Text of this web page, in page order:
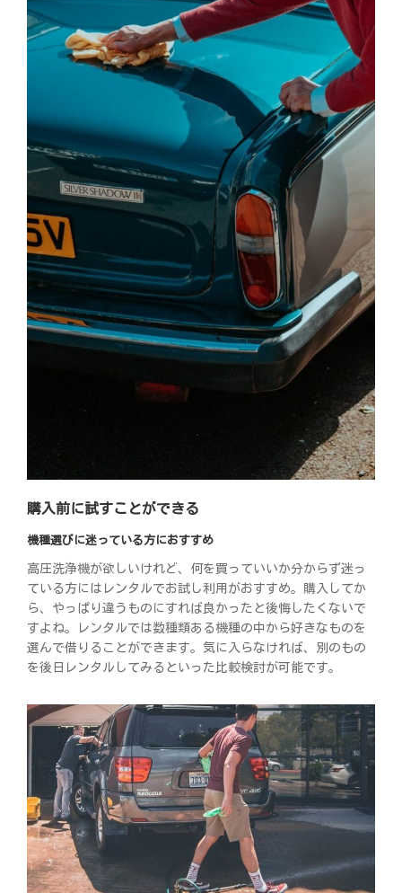
購入前に試すことができる
機種選びに迷っている方におすすめ
高圧洗浄機が欲しいけれど、何を買っていいか分からず迷っ
ている方にはレンタルでお試し利用がおすすめ。購入してか
ら、やっぱり違うものにすれば良かったと後悔したくないで
すよね。レンタルでは数種類ある機種の中から好きなものを
選んで借りることができます。気に入らなければ、別のもの
を後日レンタルしてみるといった比較検討が可能です。